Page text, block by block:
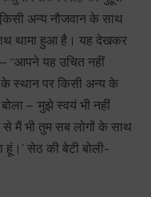
अन्य नौजवान के साथ
थामा हुआ है। यह देखकर
“आपने यह उचित नहीं
के स्थान पर किसी अन्य के
– ‘मुझे स्वयं भी नहीं
मैं भी तुम सब लोगों के साथ
हूं।’ सेठ की बेटी बोली-